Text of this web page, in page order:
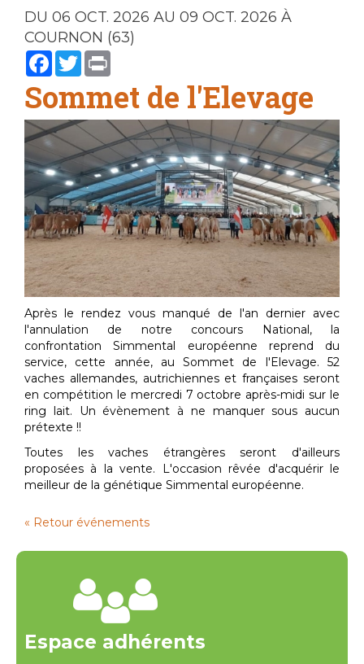
DU 06 OCT. 2026 AU 09 OCT. 2026 À
COURNON (63)
Facebook
Twitter
Sommet de l'Elevage
Après le rendez vous manqué de l'an dernier avec
l'annulation de notre concours National, la
confrontation Simmental européenne reprend du
service, cette année, au Sommet de l'Elevage. 52
vaches allemandes, autrichiennes et françaises seront
en compétition le mercredi 7 octobre après-midi sur le
ring lait. Un évènement à ne manquer sous aucun
prétexte !!
Toutes les vaches étrangères seront d'ailleurs
proposées à la vente. L'occasion rêvée d'acquérir le
meilleur de la génétique Simmental européenne.
« Retour événements
Espace adhérents